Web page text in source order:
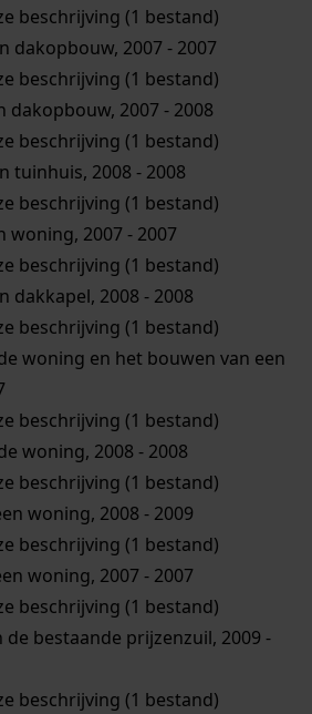
beschrijving (1 bestand)
dakopbouw, 2007 - 2007
beschrijving (1 bestand)
dakopbouw, 2007 - 2008
beschrijving (1 bestand)
tuinhuis, 2008 - 2008
beschrijving (1 bestand)
woning, 2007 - 2007
beschrijving (1 bestand)
dakkapel, 2008 - 2008
beschrijving (1 bestand)
woning en het bouwen van een
beschrijving (1 bestand)
woning, 2008 - 2008
beschrijving (1 bestand)
woning, 2008 - 2009
beschrijving (1 bestand)
woning, 2007 - 2007
beschrijving (1 bestand)
bestaande prijzenzuil, 2009 -
beschrijving (1 bestand)